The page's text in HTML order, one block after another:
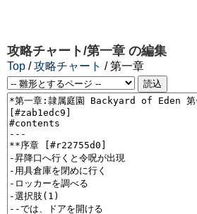
攻略チャート/第一章 の編集
Top /攻略チャート / 第一章